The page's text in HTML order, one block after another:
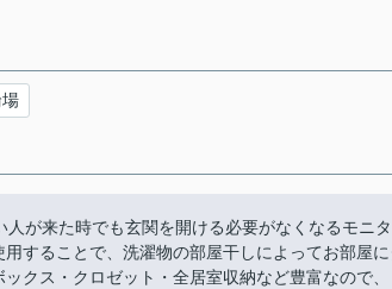
が来た時でも玄関を開ける必要がなくなるモニタ
することで、洗濯物の部屋干しによってお部屋
クス・クロゼット・全居室収納など豊富なので、